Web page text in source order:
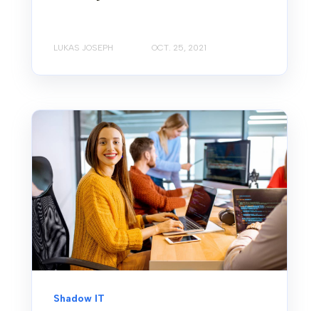
LUKAS JOSEPH OCT. 25, 2021
Shadow IT